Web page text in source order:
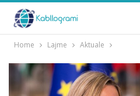
Home Lajme Aktuale